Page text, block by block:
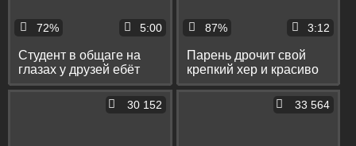
72% 5:00
Студент в общаге на
глазах у друзей ебёт
пассива в зад и кончает
87% 3:12
Парень дрочит свой
крепкий хер и красиво
кончает без рук
30 152 33 564